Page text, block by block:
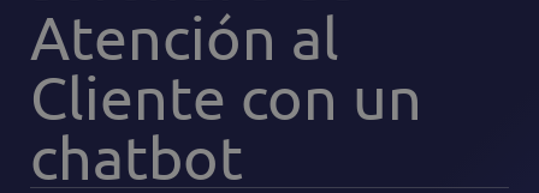
Atención al
Cliente con un
chatbot